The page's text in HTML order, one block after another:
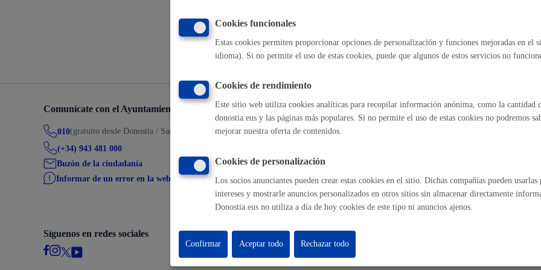
Seguridad ciudadana y emergencias
Salud Pública, animales y consumo
Infancia y juventud
Volver al índice
Comunícate con el Ayuntamiento de Donostia / San Sebastián
010(gratuito desde Donostia / San Sebastián)
(+34) 943 481 000
Buzón de la ciudadanía
Informar de un error en la web
Enlaces útiles
Sala de prensa
Mapa web
Síguenos en redes sociales
Cookies funcionales
Estas cookies permiten proporcionar opciones de personalización y funciones mejoradas en el
idioma). Si no permite el uso de estas cookies, puede que algunos de estos servicios no
Cookies de rendimiento
Este sitio web utiliza cookies analíticas para recopilar información anónima, como la cantidad
donostia.eus y las páginas más populares. Si no permite el uso de estas cookies no podremos
mejorar nuestra oferta de contenidos.
Cookies de personalización
Los socios anunciantes pueden crear estas cookies en el sitio. Dichas compañías pueden
intereses y mostrarle anuncios personalizados en otros sitios sin almacenar directamente
Donostia.eus no utiliza a día de hoy cookies de este tipo ni anuncios ajenos.
Rechazar todo
Confirmar Aceptar todo